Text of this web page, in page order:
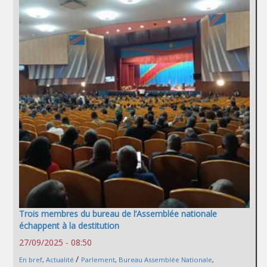
Trois membres du bureau de l’Assemblée nationale
échappent à la destitution
27/09/2025 - 08:50
En bref, Actualité / Parlement, Bureau Assemblée Nationale,